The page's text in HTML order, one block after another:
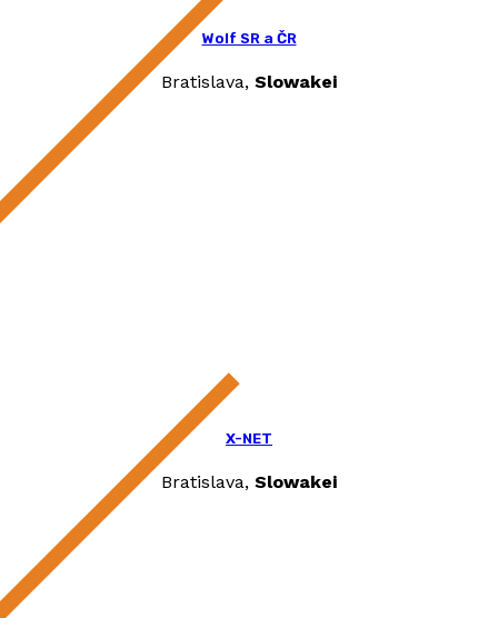
Wolf SR a ČR
Bratislava, Slowakei
X-NET
Bratislava, Slowakei